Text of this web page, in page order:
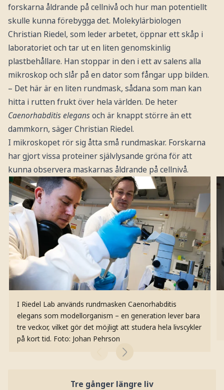
forskarna åldrande på cellnivå och hur man potentiellt
skulle kunna förebygga det. Molekylärbiologen
Christian Riedel, som leder arbetet, öppnar ett skåp i
laboratoriet och tar ut en liten genomskinlig
plastbehållare. Han stoppar in den i ett av salens alla
mikroskop och slår på en dator som fångar upp bilden.
– Det här är en liten rundmask, sådana som man kan
hitta i rutten frukt över hela världen. De heter
Caenorhabditis elegansoch är knappt större än ett
dammkorn, säger Christian Riedel.
I mikroskopet rör sig åtta små rundmaskar. Forskarna
har gjort vissa proteiner självlysande gröna för att
kunna observera maskarnas åldrande på cellnivå.
I Riedel Lab används rundmasken Caenorhabditis
elegans som modellorganism – en generation lever bara
tre veckor, vilket gör det möjligt att studera hela livscykler
på kort tid. Foto: Johan Pehrson
Tre gånger längre liv